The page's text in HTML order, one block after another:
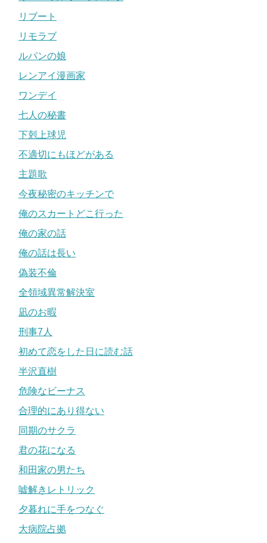
リブート
リモラブ
ルパンの娘
レンアイ漫画家
ワンデイ
七人の秘書
下剋上球児
不適切にもほどがある
主題歌
今夜秘密のキッチンで
俺のスカートどこ行った
俺の家の話
俺の話は長い
偽装不倫
全領域異常解決室
凪のお暇
刑事7人
初めて恋をした日に読む話
半沢直樹
危険なビーナス
合理的にあり得ない
同期のサクラ
君の花になる
和田家の男たち
嘘解きレトリック
夕暮れに手をつなぐ
大病院占拠